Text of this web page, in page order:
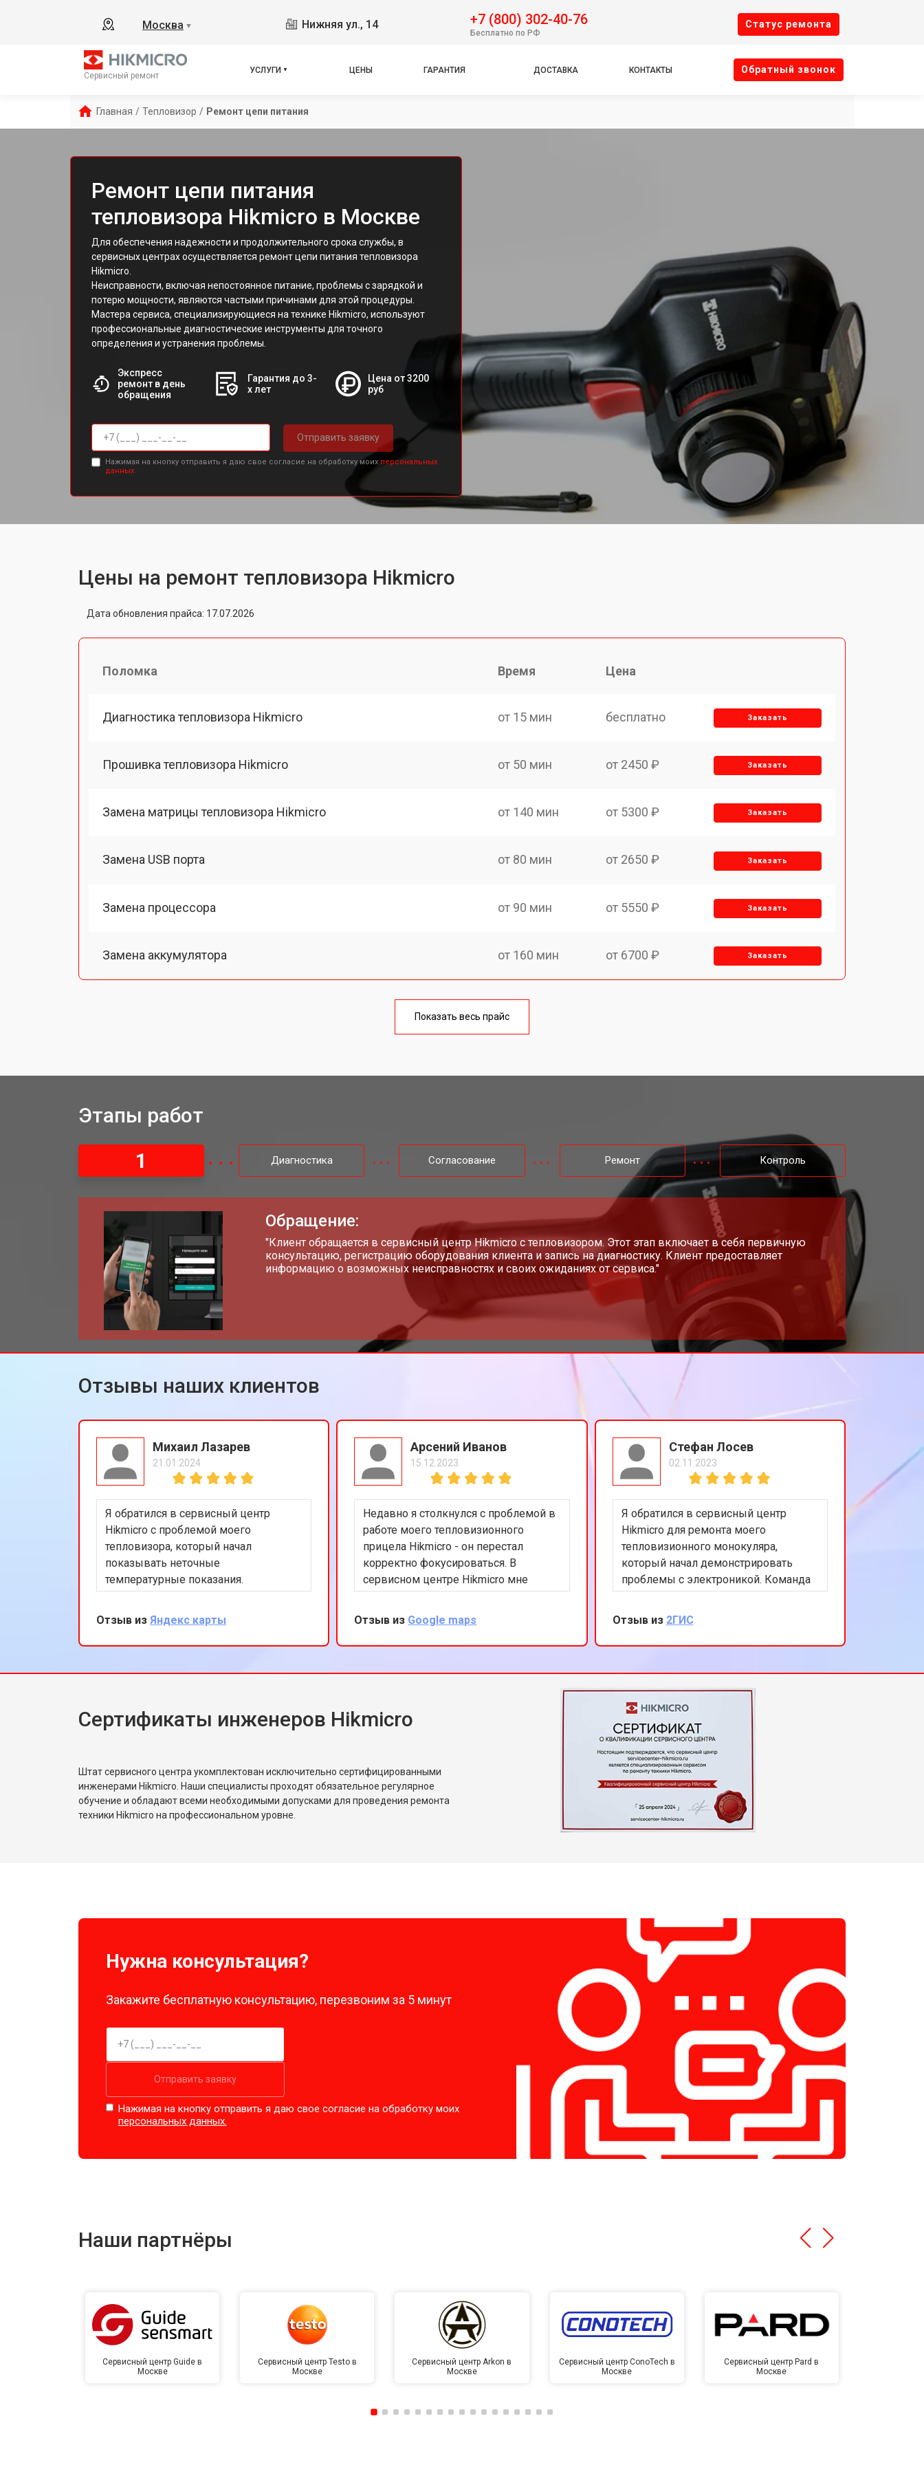
Москва ▼ Нижняя ул., 14 +7 (800) 302-40-76
Бесплатно по РФ
Cтатус ремонта
Сервисный ремонт
УСЛУГИ ЦЕНЫ ГАРАНТИЯ ДОСТАВКА КОНТАКТЫ Oбратный звонок
Главная / Тепловизор / Ремонт цепи питания
Ремонт цепи питания
тепловизора Hikmicro в Москве
Для обеспечения надежности и продолжительного срока службы, в
сервисных центрах осуществляется ремонт цепи питания тепловизора
Hikmicro.
Неисправности, включая непостоянное питание, проблемы с зарядкой и
потерю мощности, являются частыми причинами для этой процедуры.
Мастера сервиса, специализирующиеся на технике Hikmicro, используют
профессиональные диагностические инструменты для точного
определения и устранения проблемы.
Экспресс
ремонт в день
обращения
Гарантия до 3-
х лет
Цена от 3200
руб
Отправить заявку
Нажимая на кнопку отправить я даю свое согласие на обработку моих персональных
данных.
Цены на ремонт тепловизора Hikmicro
Дата обновления прайса: 17.07.2026
Поломка Время Цена
Диагностика тепловизора Hikmicro от 15 мин бесплатно Заказать
Прошивка тепловизора Hikmicro от 50 мин от 2450 ₽ Заказать
Замена матрицы тепловизора Hikmicro от 140 мин от 5300 ₽ Заказать
Замена USB порта от 80 мин от 2650 ₽ Заказать
Замена процессора от 90 мин от 5550 ₽ Заказать
Замена аккумулятора от 160 мин от 6700 ₽ Заказать
от 60 мин
Показать весь прайс
Этапы работ
1
Диагностика Согласование Ремонт Контроль
Обращение:
"Клиент обращается в сервисный центр Hikmicro с тепловизором. Этот этап включает в себя первичную
консультацию, регистрацию оборудования клиента и запись на диагностику. Клиент предоставляет
информацию о возможных неисправностях и своих ожиданиях от сервиса."
Отзывы наших клиентов
Михаил Лазарев
21.01.2024
Я обратился в сервисный центр
Hikmicro с проблемой моего
тепловизора, который начал
показывать неточные
температурные показания.
Специалисты провели диагностику и
быстро устранили проблему,
используя оригинальные запчасти. Я
остался доволен оперативностью и
тепловизор работает идеально.
помощь!
Отзыв из Яндекс карты
Арсений Иванов
15.12.2023
Недавно я столкнулся с проблемой в
работе моего тепловизионного
прицела Hikmicro - он перестал
корректно фокусироваться. В
сервисном центре Hikmicro мне
быстро помогли. Ремонт был
выполнен качественно и в срок. Я
ценю вашу внимательность к
деталям и профессиональный
безупречно.
Отзыв из Google maps
Стефан Лосев
02.11.2023
Я обратился в сервисный центр
Hikmicro для ремонта моего
тепловизионного монокуляра,
который начал демонстрировать
проблемы с электроникой. Команда
сервисного центра проявила
высокий уровень экспертизы,
быстро нашла и устранила
неисправность. Я остался полностью
качеством выполненных работ.
Благодарю за вашу помощь и
профессионализм.
Отзыв из 2ГИС
Сертификаты инженеров Hikmicro
Штат сервисного центра укомплектован исключительно сертифицированными
инженерами Hikmicro. Наши специалисты проходят обязательное регулярное
обучение и обладают всеми необходимыми допусками для проведения ремонта
техники Hikmicro на профессиональном уровне.
Нужна консультация?
Закажите бесплатную консультацию, перезвоним за 5 минут
Отправить заявку
Нажимая на кнопку отправить я даю свое согласие на обработку моих
персональных данных.
Наши партнёры
Сервисный центр Guide в
Москве
Сервисный центр Testo в
Москве
Сервисный центр Arkon в
Москве
Сервисный центр ConoTech в
Москве
Сервисный центр Pard в
Москве